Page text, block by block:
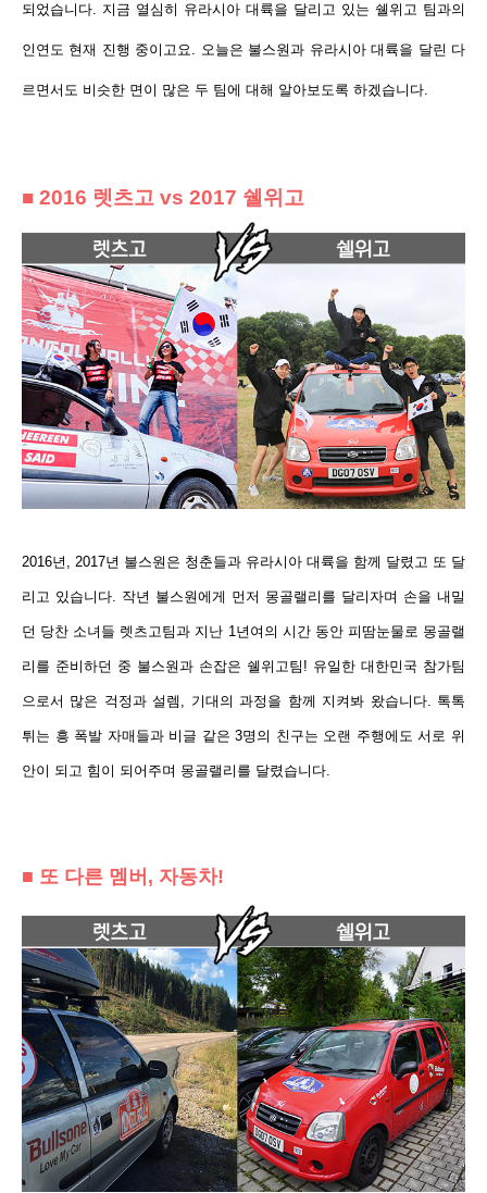
되었습니다. 지금 열심히 유라시아 대륙을 달리고 있는 쉘위고 팀과의
인연도 현재 진행 중이고요. 오늘은 불스원과 유라시아 대륙을 달린 다
르면서도 비슷한 면이 많은 두 팀에 대해 알아보도록 하겠습니다.
■ 2016 렛츠고 vs 2017 쉘위고
2016년, 2017년 불스원은 청춘들과 유라시아 대륙을 함께 달렸고 또 달
리고 있습니다. 작년 불스원에게 먼저 몽골랠리를 달리자며 손을 내밀
던 당찬 소녀들 렛츠고팀과 지난 1년여의 시간 동안 피땀눈물로 몽골랠
리를 준비하던 중 불스원과 손잡은 쉘위고팀! 유일한 대한민국 참가팀
으로서 많은 걱정과 설렘, 기대의 과정을 함께 지켜봐 왔습니다. 톡톡
튀는 흥 폭발 자매들과 비글 같은 3명의 친구는 오랜 주행에도 서로 위
안이 되고 힘이 되어주며 몽골랠리를 달렸습니다.
■ 또 다른 멤버, 자동차!